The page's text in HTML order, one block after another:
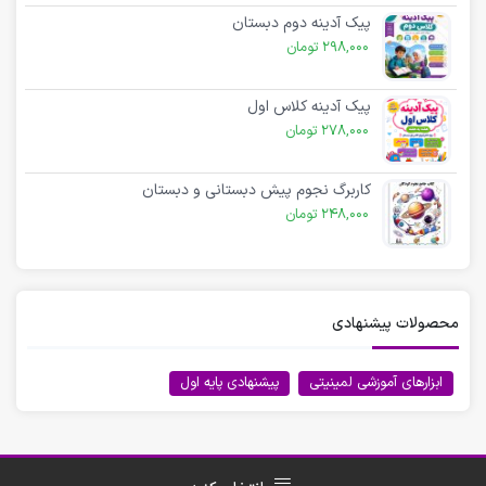
پیک آدینه دوم دبستان
298,000 تومان
پیک آدینه کلاس اول
278,000 تومان
کاربرگ نجوم پیش دبستانی و دبستان
248,000 تومان
محصولات پیشنهادی
ابزارهای آموزشی لمینیتی پیشنهادی پایه اول